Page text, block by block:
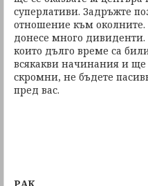
суперлативи. Задръжте
отношение към
донесе много
които дълго време са
всякакви начинания и ще
скромни, не бъдете
пред вас.